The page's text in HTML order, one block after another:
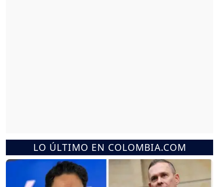
LO ÚLTIMO EN COLOMBIA.COM